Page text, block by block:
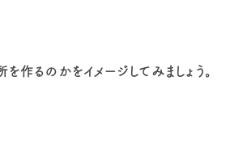
作るのかをイメージしてみましょう。